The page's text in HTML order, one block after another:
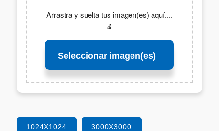
Arrastra y suelta tus imagen(es) aquí....
&
Seleccionar imagen(es)
1024X1024 3000X3000